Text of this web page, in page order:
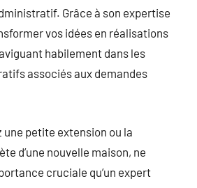
Grâce à son expertise
vos idées en réalisations
habilement dans les
associés aux demandes
une petite extension ou la
d’une nouvelle maison, ne
cruciale qu’un expert